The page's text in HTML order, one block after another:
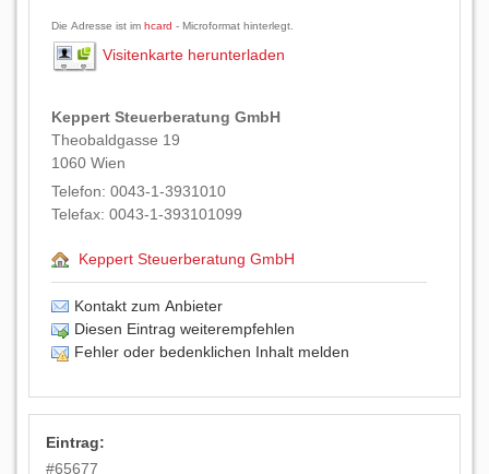
Die Adresse ist im hcard - Microformat hinterlegt.
Visitenkarte herunterladen
Keppert Steuerberatung GmbH
Theobaldgasse 19
1060 Wien
Telefon: 0043-1-3931010
Telefax: 0043-1-393101099
Keppert Steuerberatung GmbH
Kontakt zum Anbieter
Diesen Eintrag weiterempfehlen
Fehler oder bedenklichen Inhalt melden
Eintrag:
#65677